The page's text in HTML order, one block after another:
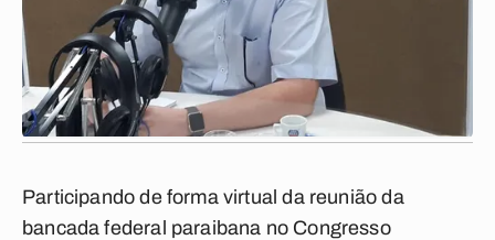
Participando de forma virtual da reunião da
bancada federal paraibana no Congresso